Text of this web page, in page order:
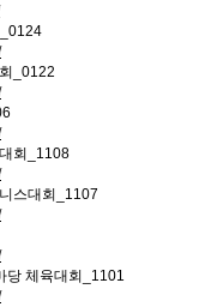
_0122
회_1108
스대회_1107
당 체육대회_1101